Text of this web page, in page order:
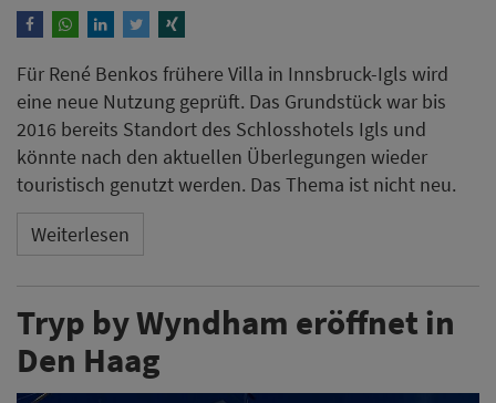
Für René Benkos frühere Villa in Innsbruck-Igls wird
eine neue Nutzung geprüft. Das Grundstück war bis
2016 bereits Standort des Schlosshotels Igls und
könnte nach den aktuellen Überlegungen wieder
touristisch genutzt werden. Das Thema ist nicht neu.
Weiterlesen
Tryp by Wyndham eröffnet in
Den Haag